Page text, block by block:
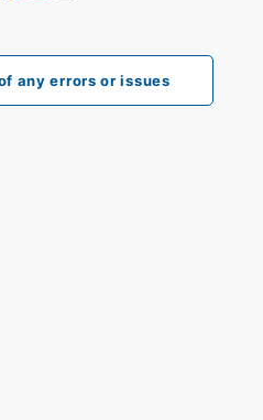
any errors or issues